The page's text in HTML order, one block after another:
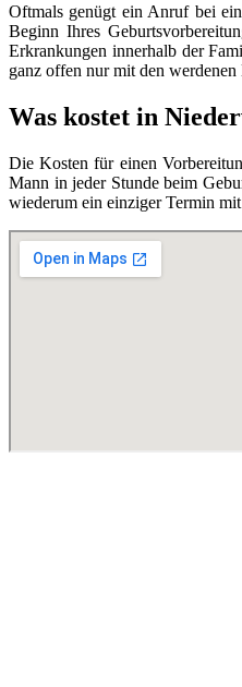
Oftmals genügt ein Anruf bei
Beginn Ihres
Erkrankungen innerhalb der
ganz offen nur mit den
Was kostet in
Die Kosten für einen
Mann in jeder Stunde beim
wiederum ein einziger Termin